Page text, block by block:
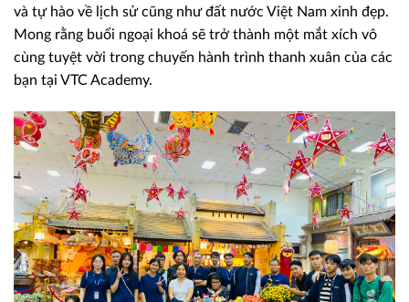
và tự hào về lịch sử cũng như đất nước Việt Nam xinh đẹp.
Mong rằng buổi ngoại khoá sẽ trở thành một mắt xích vô
cùng tuyệt vời trong chuyến hành trình thanh xuân của các
bạn tại VTC Academy.